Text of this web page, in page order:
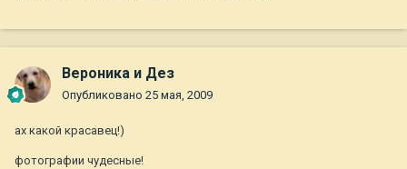
Вероника и Дез
Опубликовано 25 мая, 2009
ах какой красавец!)
фотографии чудесные!